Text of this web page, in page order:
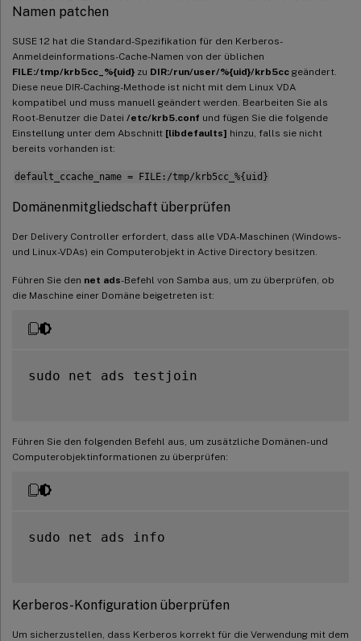
Namen patchen
SUSE 12 hat die Standard-Spezifikation für den Kerberos-
Anmeldeinformations-Cache-Namen von der üblichen
FILE:/tmp/krb5cc_%{uid} zu DIR:/run/user/%{uid}/krb5cc geändert.
Diese neue DIR-Caching-Methode ist nicht mit dem Linux VDA
kompatibel und muss manuell geändert werden. Bearbeiten Sie als
Root-Benutzer die Datei /etc/krb5.conf und fügen Sie die folgende
Einstellung unter dem Abschnitt [libdefaults] hinzu, falls sie nicht
bereits vorhanden ist:
default_ccache_name = FILE:/tmp/krb5cc_%{uid}
Domänenmitgliedschaft überprüfen
Der Delivery Controller erfordert, dass alle VDA-Maschinen (Windows-
und Linux-VDAs) ein Computerobjekt in Active Directory besitzen.
Führen Sie den net ads-Befehl von Samba aus, um zu überprüfen, ob
die Maschine einer Domäne beigetreten ist:
sudo net ads testjoin
Führen Sie den folgenden Befehl aus, um zusätzliche Domänen- und
Computerobjektinformationen zu überprüfen:
sudo net ads info
Kerberos-Konfiguration überprüfen
Um sicherzustellen, dass Kerberos korrekt für die Verwendung mit dem